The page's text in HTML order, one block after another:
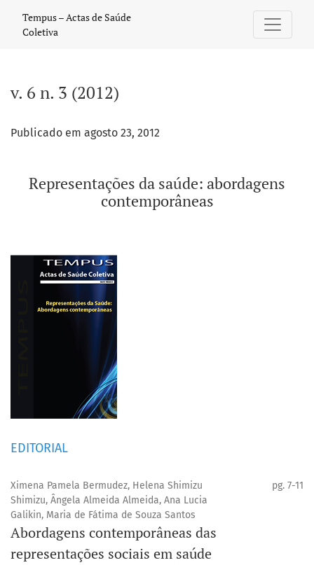
v. 6 n. 3 (2012): Representações da saúde: abordagens
Tempus – Actas de Saúde
Coletiva
v. 6 n. 3 (2012)
Publicado em agosto 23, 2012
Representações da saúde: abordagens
contemporâneas
EDITORIAL
Ximena Pamela Bermudez, Helena Shimizu
Shimizu, Ângela Almeida Almeida, Ana Lucia
Galikin, Maria de Fátima de Souza Santos
pg. 7-11
Abordagens contemporâneas das
representações sociais em saúde